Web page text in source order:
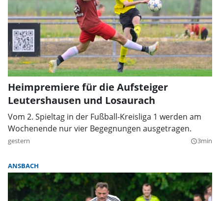
Heimpremiere für die Aufsteiger
Leutershausen und Losaurach
Vom 2. Spieltag in der Fußball-Kreisliga 1 werden am
Wochenende nur vier Begegnungen ausgetragen.
gestern query_builder3min
ANSBACH